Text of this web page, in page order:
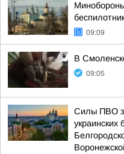
09:09
В
09:05
Силы ПВО
украинских